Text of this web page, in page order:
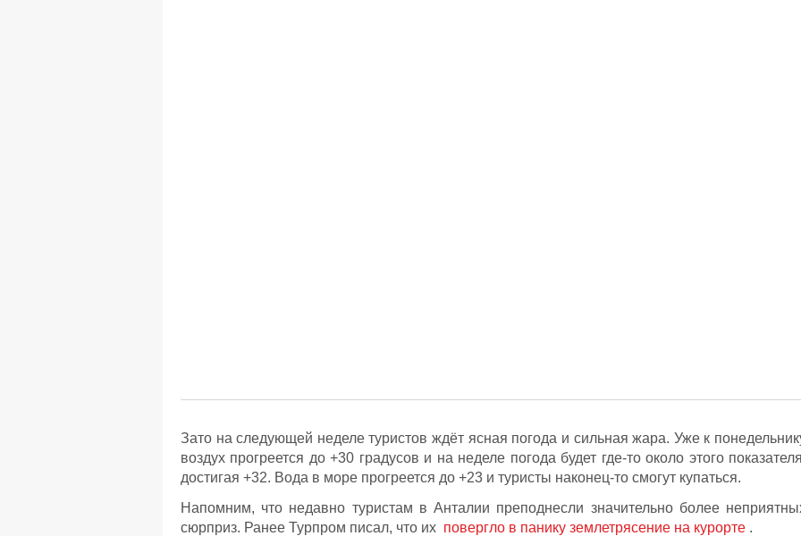
Зато на следующей неделе туристов ждёт ясная погода и сильная жара. Уже к
воздух прогреется до +30 градусов и на неделе погода будет где-то около этого
достигая +32. Вода в море прогреется до +23 и туристы наконец-то смогут купаться.
Напомним, что недавно туристам в Анталии преподнесли значительно более
сюрприз. Ранее Турпром писал, что их повергло в панику землетрясение на курорте .